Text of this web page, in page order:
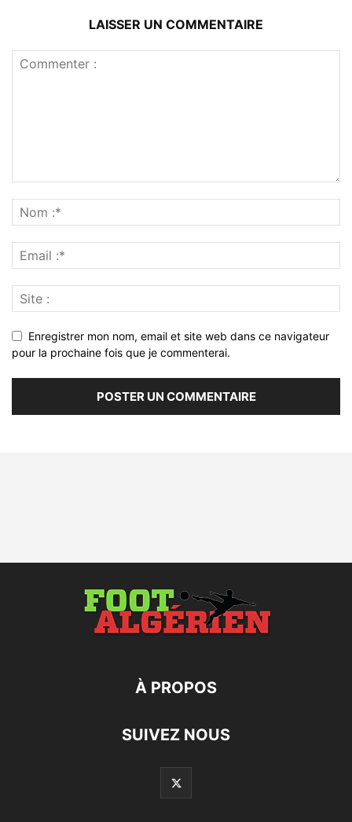
LAISSER UN COMMENTAIRE
Enregistrer mon nom, email et site web dans ce navigateur
pour la prochaine fois que je commenterai.
À PROPOS
SUIVEZ NOUS